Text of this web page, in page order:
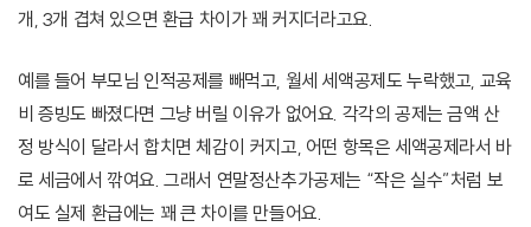
개, 3개 겹쳐 있으면 환급 차이가 꽤 커지더라고요.
예를 들어 부모님 인적공제를 빼먹고, 월세 세액공제도 누락했고, 교육
비 증빙도 빠졌다면 그냥 버릴 이유가 없어요. 각각의 공제는 금액 산
정 방식이 달라서 합치면 체감이 커지고, 어떤 항목은 세액공제라서 바
로 세금에서 깎여요. 그래서 연말정산추가공제는 “작은 실수”처럼 보
여도 실제 환급에는 꽤 큰 차이를 만들어요.